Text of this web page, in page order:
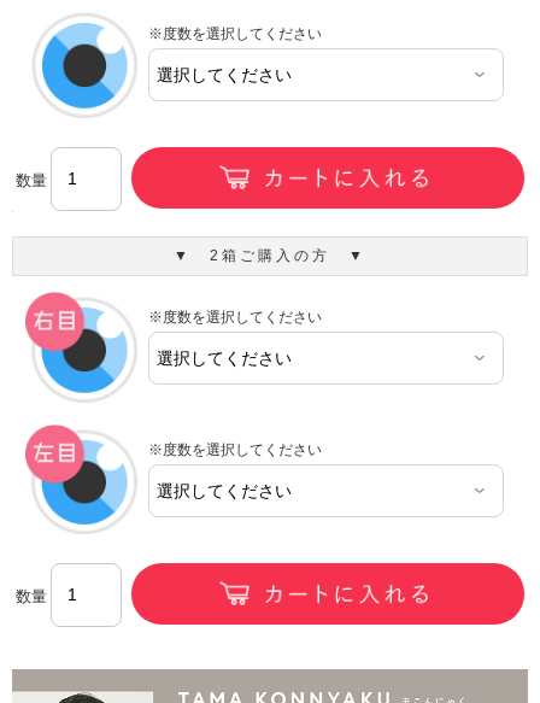
※度数を選択してください
数量
▼ 2箱ご購入の方 ▼
※度数を選択してください
※度数を選択してください
数量